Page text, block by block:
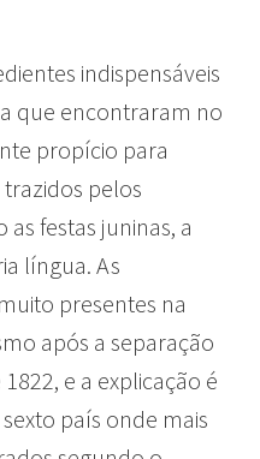
indispensáveis
que encontraram no
propício para
pelos
festas juninas, a
língua. As
presentes na
após a separação
e a explicação é
país onde mais